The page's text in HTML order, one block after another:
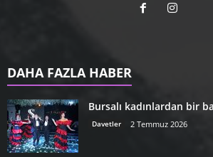
DAHA FAZLA HABER
Bursalı kadınlardan bir
Davetler 2 Temmuz 2026